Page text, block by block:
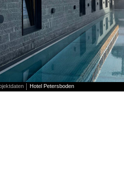
Hotel Petersboden